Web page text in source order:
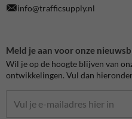
info@trafficsupply.nl
Meld je aan voor onze
Wil je op de hoogte blijven van
ontwikkelingen. Vul dan